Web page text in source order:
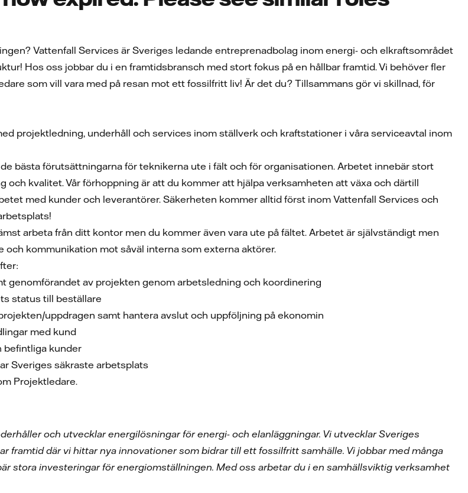
Vattenfall Services är Sveriges ledande entreprenadbolag inom energi- och elkraftsområdet
Hos oss jobbar du i en framtidsbransch med stort fokus på en hållbar framtid. Vi behöver fler
som vill vara med på resan mot ett fossilfritt liv! Är det du? Tillsammans gör vi skillnad, för
projektledning, underhåll och services inom ställverk och kraftstationer i våra serviceavtal inom
bästa förutsättningarna för teknikerna ute i fält och för organisationen. Arbetet innebär stort
och kvalitet. Vår förhoppning är att du kommer att hjälpa verksamheten att växa och därtill
med kunder och leverantörer. Säkerheten kommer alltid först inom Vattenfall Services och
arbeta från ditt kontor men du kommer även vara ute på fältet. Arbetet är självständigt men
och kommunikation mot såväl interna som externa aktörer.
genomförandet av projekten genom arbetsledning och koordinering
status till beställare
uppdragen samt hantera avslut och uppföljning på ekonomin
med kund
befintliga kunder
Sveriges säkraste arbetsplats
Projektledare.
och utvecklar energilösningar för energi- och elanläggningar. Vi utvecklar Sveriges
framtid där vi hittar nya innovationer som bidrar till ett fossilfritt samhälle. Vi jobbar med många
stora investeringar för energiomställningen. Med oss arbetar du i en samhällsviktig verksamhet